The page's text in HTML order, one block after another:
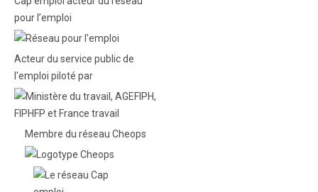
pour l’emploi
Acteur du service public de
l'emploi piloté par
Membre du réseau Cheops